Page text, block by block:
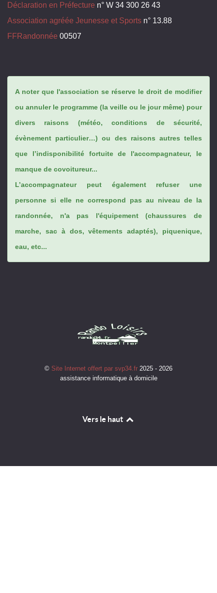
Déclaration en Préfecture n° W 34 300 26 43
Association agréée Jeunesse et Sports n° 13.88
FFRandonnée 00507
A noter que l'association se réserve le droit de modifier
ou annuler le programme (la veille ou le jour même) pour
divers raisons (météo, conditions de sécurité,
évènement particulier…) ou des raisons autres telles
que l’indisponibilité fortuite de l'accompagnateur, le
manque de covoitureur...
L’accompagnateur peut également refuser une
personne si elle ne correspond pas au niveau de la
randonnée, n'a pas l'équipement (chaussures de
marche, sac à dos, vêtements adaptés), piquenique,
eau, etc...
© Site Internet offert par svp34.fr 2025 - 2026
assistance informatique à domicile
Vers le haut